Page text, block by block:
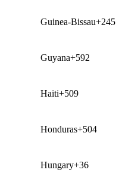
Guinea-Bissau+245
Guyana+592
Haiti+509
Honduras+504
Hungary+36